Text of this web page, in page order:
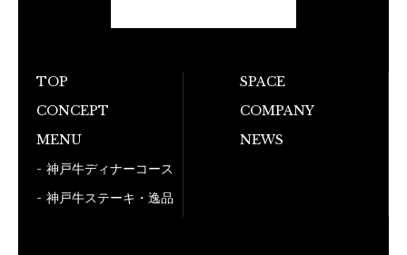
TOP
CONCEPT
MENU
神戸牛ディナーコース
神戸牛ステーキ・逸品
SPACE
COMPANY
NEWS
お電話でのご予